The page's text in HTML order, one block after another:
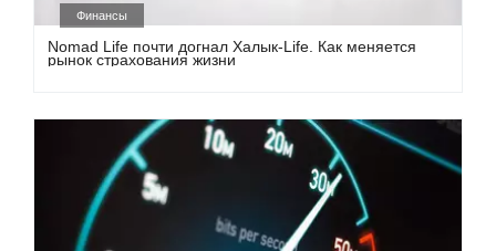
Финансы
Nomad Life почти догнал Халык-Life. Как меняется
рынок страхования жизни